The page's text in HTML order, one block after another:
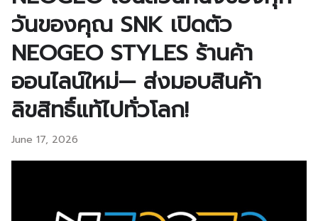
วันของคุณ SNK เปิดตัว
NEOGEO STYLES ร้านค้า
ออนไลน์ใหม่— ส่งมอบสินค้า
ลิขสิทธิ์แท้ไปทั่วโลก!
June 17, 2026